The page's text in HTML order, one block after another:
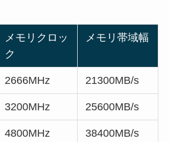
メモリクロッ
ク
メモリ帯域幅
2666MHz 21300MB/s
3200MHz 25600MB/s
4800MHz 38400MB/s